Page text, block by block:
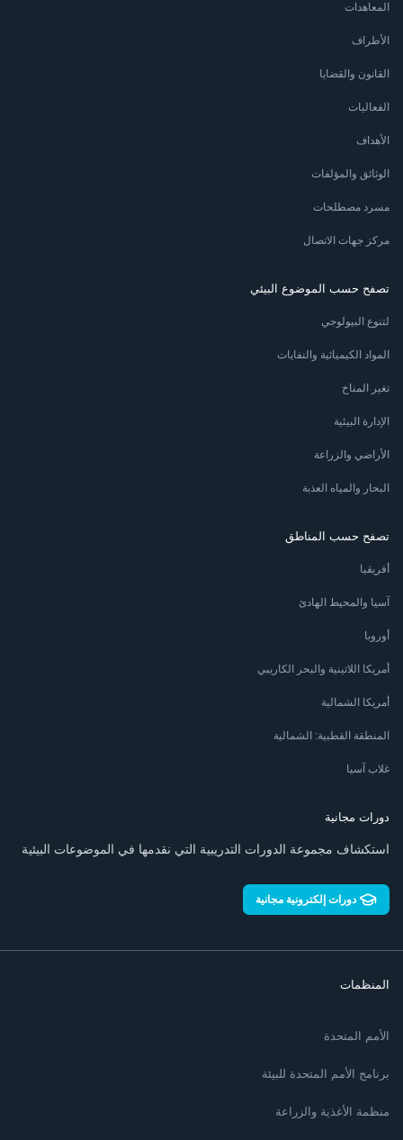
المعاهدات
الأطراف
القانون والقضايا
الفعاليات
الأهداف
الوثائق والمؤلفات
مسرد مصطلحات
مركز جهات الاتصال
تصفح حسب الموضوع البيئي
لتنوع البيولوجي
المواد الكيميائية والنفايات
تغير المناخ
الإدارة البيئية
الأراضي والزراعة
البحار والمياه العذبة
تصفح حسب المناطق
أفريقيا
آسيا والمحيط الهادئ
أوروبا
أمريكا اللاتينية والبحر الكاريبي
أمريكا الشمالية
المنطقة القطبية: الشمالية
غلاب آسيا
دورات مجانية
استكشاف مجموعة الدورات التدريبية التي نقدمها في الموضوعات البيئية
دورات إلكترونية مجانية
المنظمات
الأمم المتحدة
برنامج الأمم المتحدة للبيئة
منظمة الأغذية والزراعة